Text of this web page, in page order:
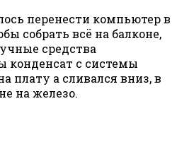
перенести компьютер в
собрать всё на балконе,
средства
конденсат с системы
плату а сливался вниз, в
на железо.